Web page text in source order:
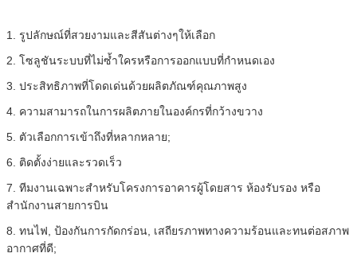
1. รูปลักษณ์ที่สวยงามและสีสันต่างๆให้เลือก
2. โซลูชันระบบที่ไม่ซ้ำใครหรือการออกแบบที่กำหนดเอง
3. ประสิทธิภาพที่โดดเด่นด้วยผลิตภัณฑ์คุณภาพสูง
4. ความสามารถในการผลิตภายในองค์กรที่กว้างขวาง
5. ตัวเลือกการเข้าถึงที่หลากหลาย;
6. ติดตั้งง่ายและรวดเร็ว
7. ทีมงานเฉพาะสำหรับโครงการอาคารผู้โดยสาร ห้องรับรอง หรือ
สำนักงานสายการบิน
8. ทนไฟ, ป้องกันการกัดกร่อน, เสถียรภาพทางความร้อนและทนต่อสภาพ
อากาศที่ดี;